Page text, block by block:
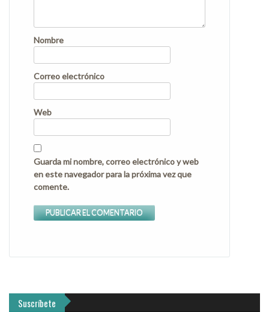
Nombre
Correo electrónico
Web
Guarda mi nombre, correo electrónico y web
en este navegador para la próxima vez que
comente.
Suscríbete